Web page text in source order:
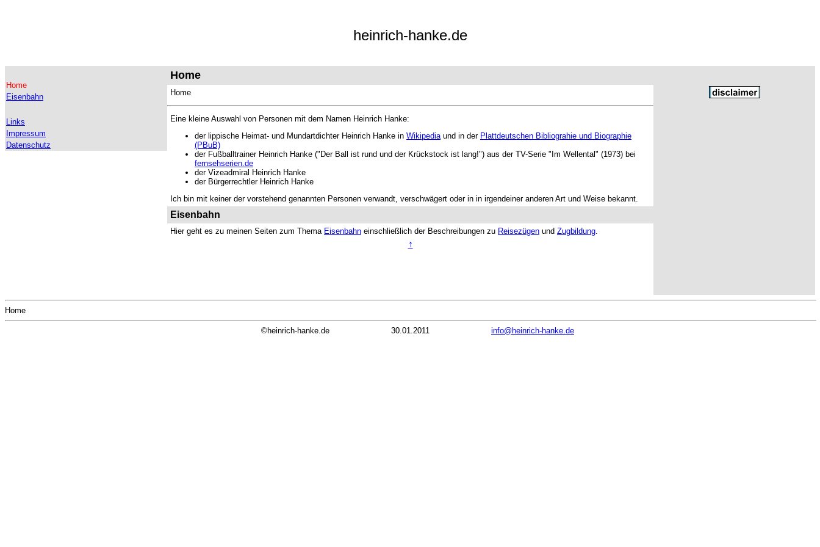
heinrich-hanke.de
Home
Eisenbahn
Links
Impressum
Datenschutz
Home
Home
Eine kleine Auswahl von Personen mit dem Namen Heinrich Hanke:
der lippische Heimat- und Mundartdichter Heinrich Hanke in Wikipediaund in der Plattdeutschen Bibliograhie und Biographie
(PBuB)
der Fußballtrainer Heinrich Hanke ("Der Ball ist rund und der Krückstock ist lang!") aus der TV-Serie "Im Wellental" (1973) bei
fernsehserien.de
der Vizeadmiral Heinrich Hanke
der Bürgerrechtler Heinrich Hanke
Ich bin mit keiner der vorstehend genannten Personen verwandt, verschwägert oder in in irgendeiner anderen Art und Weise bekannt.
Eisenbahn
Hier geht es zu meinen Seiten zum Thema Eisenbahn einschließlich der Beschreibungen zu Reisezügen und Zugbildung.
↑
Home
©heinrich-hanke.de 30.01.2011 info@heinrich-hanke.de